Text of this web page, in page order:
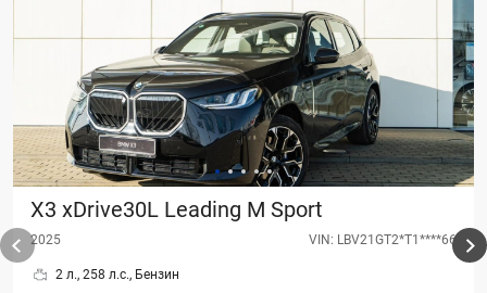
X3 xDrive30L Leading M Sport
2025 VIN: LBV21GT2*T1****66
2 л., 258 л.с., Бензин